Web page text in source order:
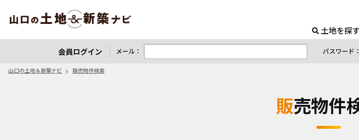
販売物件検
土地を探す
会員ログイン メール： パスワード：
山口の土地＆新築ナビ 販売物件検索
販売物件